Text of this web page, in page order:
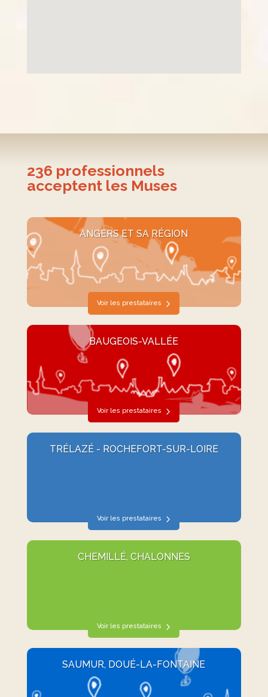
236 professionnels
acceptent les Muses
ANGERS ET SA RÉGION
Voir les prestataires
BAUGEOIS-VALLÉE
Voir les prestataires
TRÉLAZÉ - ROCHEFORT-SUR-LOIRE
Voir les prestataires
CHEMILLÉ, CHALONNES
Voir les prestataires
SAUMUR, DOUÉ-LA-FONTAINE